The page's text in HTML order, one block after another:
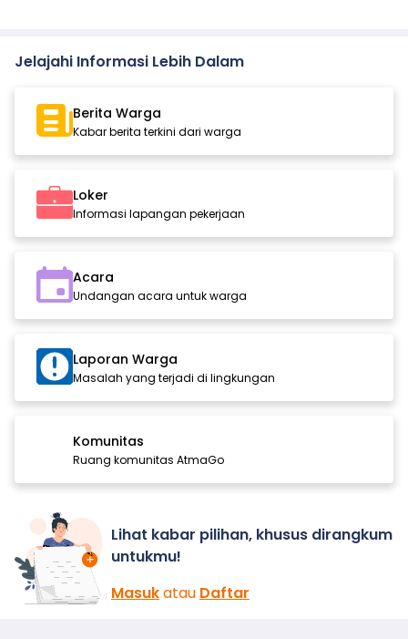
Jelajahi Informasi Lebih Dalam
Berita Warga
Kabar berita terkini dari warga
Loker
Informasi lapangan pekerjaan
Acara
Undangan acara untuk warga
Laporan Warga
Masalah yang terjadi di lingkungan
Komunitas
Ruang komunitas AtmaGo
Lihat kabar pilihan, khusus dirangkum
untukmu!
Masukatau Daftar